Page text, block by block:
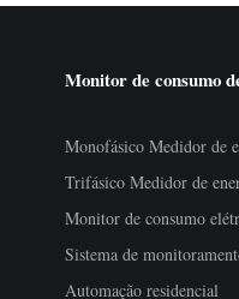
Monitor de consumo
Monofásico Medidor de
Trifásico Medidor de
Monitor de consumo
Sistema de
Automação residencial